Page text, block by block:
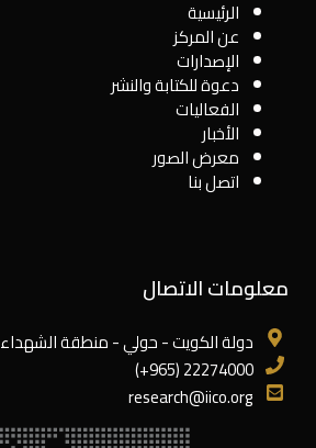
الرئيسية
عن المركز
الإصدارات
دعوة للكتابة والنشر
الفعاليات
الأخبار
معرض الصور
اتصل بنا
معلومات الاتصال
دولة الكويت - حولي - منطقة الشهداء
22274000 (965+)
research@iico.org